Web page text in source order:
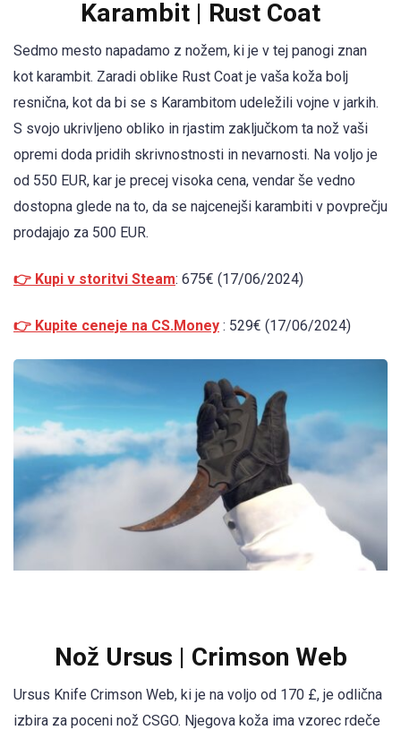
Karambit | Rust Coat
Sedmo mesto napadamo z nožem, ki je v tej panogi znan
kot karambit. Zaradi oblike Rust Coat je vaša koža bolj
resnična, kot da bi se s Karambitom udeležili vojne v jarkih.
S svojo ukrivljeno obliko in rjastim zaključkom ta nož vaši
opremi doda pridih skrivnostnosti in nevarnosti. Na voljo je
od 550 EUR, kar je precej visoka cena, vendar še vedno
dostopna glede na to, da se najcenejši karambiti v povprečju
prodajajo za 500 EUR.
👉 Kupi v storitvi Steam: 675€ (17/06/2024)
👉 Kupite ceneje na CS.Money : 529€ (17/06/2024)
Nož Ursus | Crimson Web
Ursus Knife Crimson Web, ki je na voljo od 170 £, je odlična
izbira za poceni nož CSGO. Njegova koža ima vzorec rdeče